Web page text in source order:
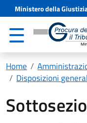
Ministero della
Home
Disposizioni